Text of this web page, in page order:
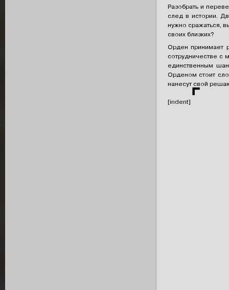
Разобрать и
след в истории.
нужно сражаться,
своих близких?
Орден принимает
сотрудничестве с
единственным
Орденом стоит
нанесут свой
[indent] ⌜